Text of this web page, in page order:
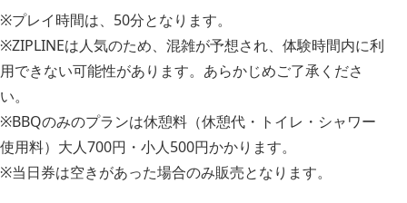
※プレイ時間は、50分となります。
※ZIPLINEは人気のため、混雑が予想され、体験時間内に利
用できない可能性があります。あらかじめご了承くださ
い。
※BBQのみのプランは休憩料（休憩代・トイレ・シャワー
使用料）大人700円・小人500円かかります。
※当日券は空きがあった場合のみ販売となります。